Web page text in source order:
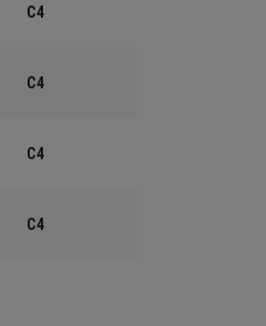
C4
C4
C4
C4